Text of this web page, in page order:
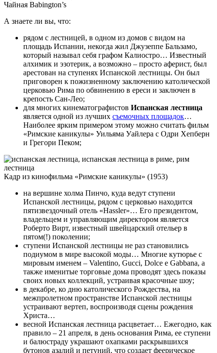
Чайная Babington’s
А знаете ли вы, что:
рядом с лестницей, в одном из домов с видом на
площадь Испании, некогда жил Джузеппе Бальзамо,
который называл себя графом Калиостро… Известный
алхимик и эзотерик, а возможно – просто аферист, был
арестован на ступенях Испанской лестницы. Он был
приговорен к пожизненному заключению католической
церковью Рима по обвинению в ереси и заключен в
крепость Сан-Лео;
для многих кинематографистов Испанская лестница
является одной из лучших съемочных площадок…
Наиболее ярким примером этому можно считать фильм
«Римские каникулы» Уильяма Уайлера с Одри Хепберн
и Грегори Пеком;
Кадр из кинофильма «Римские каникулы» (1953)
на вершине холма Пинчо, куда ведут ступени
Испанской лестницы, рядом с церковью находится
пятизвездочный отель «Hassler»… Его президентом,
владельцем и управляющим директором является
Роберто Вирт, известный швейцарский отельер в
пятом(!) поколении;
ступени Испанской лестницы не раз становились
подиумом в мире высокой моды… Многие кутюрье с
мировым именем – Valentino, Gucci, Dolce e Gabbana, а
также именитые торговые дома проводят здесь показы
своих новых коллекций, устраивая красочные шоу;
в декабре, ко дню католического Рождества, на
межпролетном пространстве Испанской лестницы
устраивают вертеп, воспроизводя сцены рождения
Христа…
весной Испанская лестница расцветает… Ежегодно, как
правило – 21 апреля, в день основания Рима, ее ступени
и балюстраду украшают охапками раскрывшихся
бутонов азалий и петуний, что создает феерическое